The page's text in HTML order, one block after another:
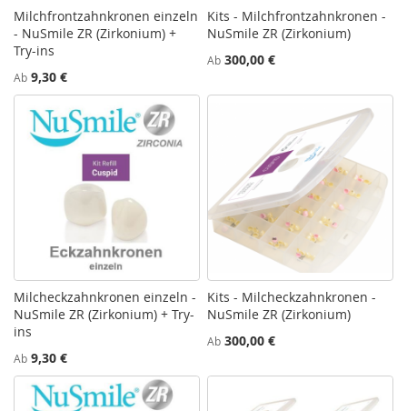
Milchfrontzahnkronen einzeln
- NuSmile ZR (Zirkonium) +
Try-ins
Ab 9,30 €
Kits - Milchfrontzahnkronen -
NuSmile ZR (Zirkonium)
Ab 300,00 €
Milcheckzahnkronen einzeln -
NuSmile ZR (Zirkonium) + Try-
ins
Ab 9,30 €
Kits - Milcheckzahnkronen -
NuSmile ZR (Zirkonium)
Ab 300,00 €